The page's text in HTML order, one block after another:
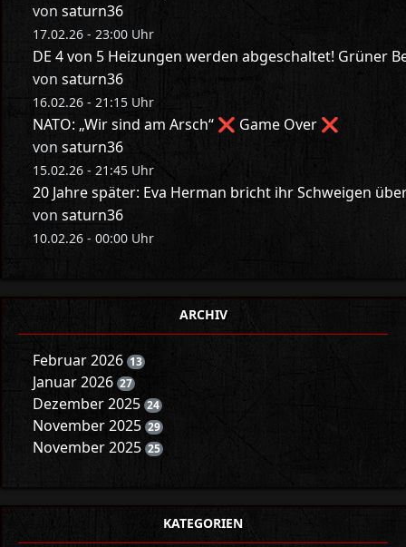
von saturn36
17.02.26 - 23:00 Uhr
DE 4 von 5 Heizungen werden abgeschaltet! Grüner
von saturn36
16.02.26 - 21:15 Uhr
NATO: „Wir sind am Arsch“ ❌ Game Over ❌
von saturn36
15.02.26 - 21:45 Uhr
20 Jahre später: Eva Herman bricht ihr Schweigen
von saturn36
10.02.26 - 00:00 Uhr
ARCHIV
Februar 2026 13
Januar 2026 27
Dezember 2025 24
November 2025 29
November 2025 25
KATEGORIEN